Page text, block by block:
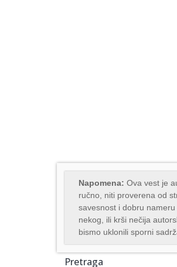
Napomena: Ova vest je
ručno, niti proverena od
savesnost i dobru nameru
nekog, ili krši nečija
bismo uklonili sporni
Pretraga